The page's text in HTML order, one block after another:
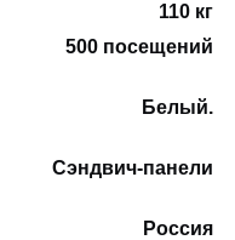
110 кг
500 посещений
Белый.
Сэндвич-панели
Россия